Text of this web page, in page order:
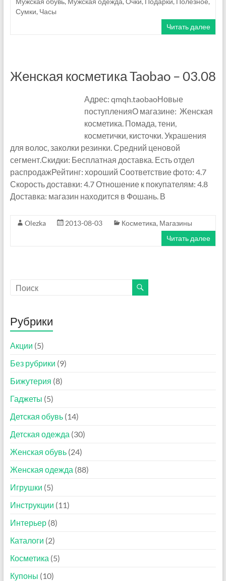
m
n
A
П
о
с
р
а
е
—
р
о
е
с
и
я
ш
п
о
о
л
к
Сумки, Часы
Читать далее
Женская косметика Taobao – 03.08
Адрес: qmqh.taobaoНовые
поступленияО магазине: Женская
косметика. Помада, тени,
косметички, кисточки. Украшения
для волос, заколки резинки. Средний ценовой
сегмент.Скидки: Бесплатная доставка. Есть отдел
распродажРейтинг: хороший Соответствие фото: 4.7
Скорость доставки: 4.7 Отношение к покупателям: 4.8
Доставка: магазин находится в Фошань. В
Olezka 2013-08-03 Косметика, Магазины
Читать далее
Рубрики
Акции (5)
Без рубрики (9)
Бижутерия (8)
Гаджеты (5)
Детская обувь(14)
Детская одежда (30)
Женская обувь(24)
Женская одежда (88)
Игрушки (5)
Инструкции (11)
Интерьер(8)
Каталоги (2)
Косметика (5)
Купоны (10)